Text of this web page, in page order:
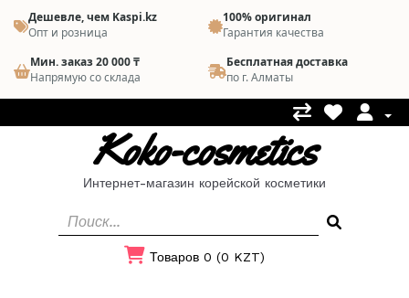
Дешевле, чем Kaspi.kz
Опт и розница
100% оригинал
Гарантия качества
Мин. заказ 20 000 ₸
Напрямую со склада
Бесплатная доставка
по г. Алматы
Koko-cosmetics
Интернет-магазин корейской косметики
Товаров 0 (0 KZT)